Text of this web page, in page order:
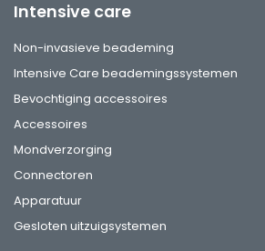
Intensive care
Non-invasieve beademing
Intensive Care beademingssystemen
Bevochtiging accessoires
Accessoires
Mondverzorging
Connectoren
Apparatuur
Gesloten uitzuigsystemen